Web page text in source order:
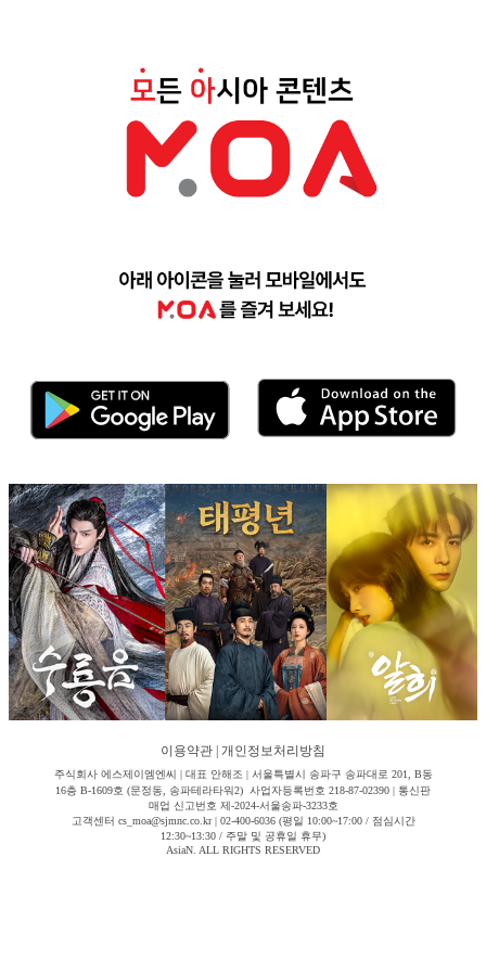
이용약관 개인정보처리방침
주식회사 에스제이엠엔씨 | 대표 안해조 | 서울특별시 송파구 송파대로 201, B동
16층 B-1609호 (문정동, 송파테라타워2) 사업자등록번호 218-87-02390 | 통신판
매업 신고번호 제-2024-서울송파-3233호
고객센터 cs_moa@sjmnc.co.kr | 02-400-6036 (평일 10:00~17:00 / 점심시간
12:30~13:30 / 주말 및 공휴일 휴무)
AsiaN. ALL RIGHTS RESERVED